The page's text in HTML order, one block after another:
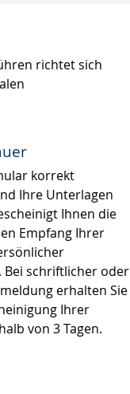
richtet sich
korrekt
Ihre Unterlagen
Ihnen die
Empfang Ihrer
schriftlicher oder
erhalten Sie
Ihrer
von 3 Tagen.